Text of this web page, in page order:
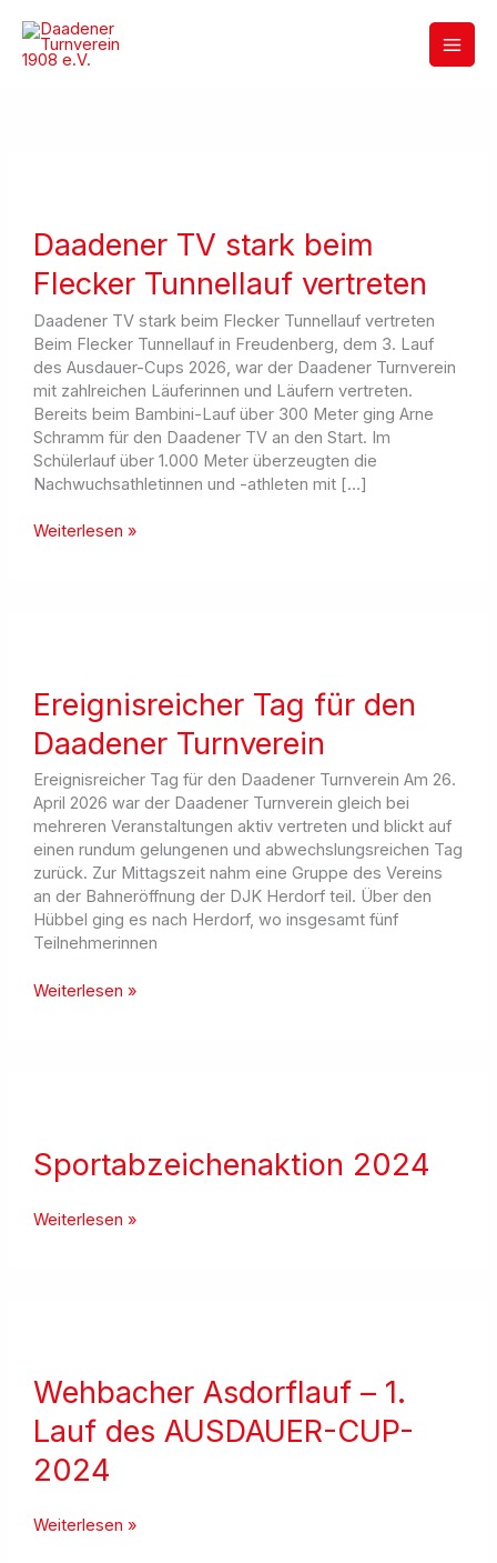
Inhalt
springen
Daadener TV stark beim
Flecker Tunnellauf vertreten
Daadener TV stark beim Flecker Tunnellauf vertreten
Beim Flecker Tunnellauf in Freudenberg, dem 3. Lauf
des Ausdauer-Cups 2026, war der Daadener Turnverein
mit zahlreichen Läuferinnen und Läufern vertreten.
Bereits beim Bambini-Lauf über 300 Meter ging Arne
Schramm für den Daadener TV an den Start. Im
Schülerlauf über 1.000 Meter überzeugten die
Nachwuchsathletinnen und -athleten mit […]
Daadener
Weiterlesen »
Ereignisreicher Tag für den
Daadener Turnverein
Ereignisreicher Tag für den Daadener Turnverein Am 26.
April 2026 war der Daadener Turnverein gleich bei
mehreren Veranstaltungen aktiv vertreten und blickt auf
einen rundum gelungenen und abwechslungsreichen Tag
zurück. Zur Mittagszeit nahm eine Gruppe des Vereins
an der Bahneröffnung der DJK Herdorf teil. Über den
Hübbel ging es nach Herdorf, wo insgesamt fünf
Teilnehmerinnen
Ereignisreicher
Weiterlesen »
Sportabzeichenaktion 2024
Sportabzeichenaktion
Weiterlesen »
Wehbacher Asdorflauf – 1.
Lauf des AUSDAUER-CUP-
2024
Wehbacher
Weiterlesen »